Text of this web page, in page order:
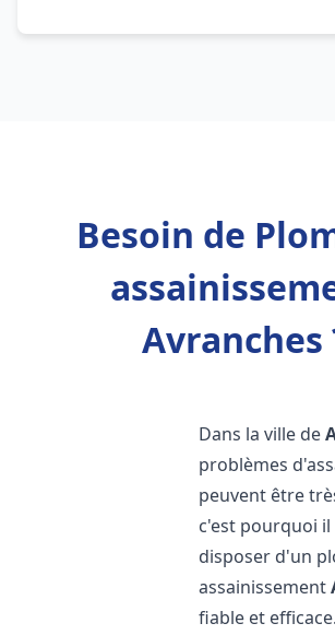
Besoin de
Avranches
Dans la ville de
problèmes
peuvent être
c'est pourquoi
disposer d'un
assainissement
fiable et